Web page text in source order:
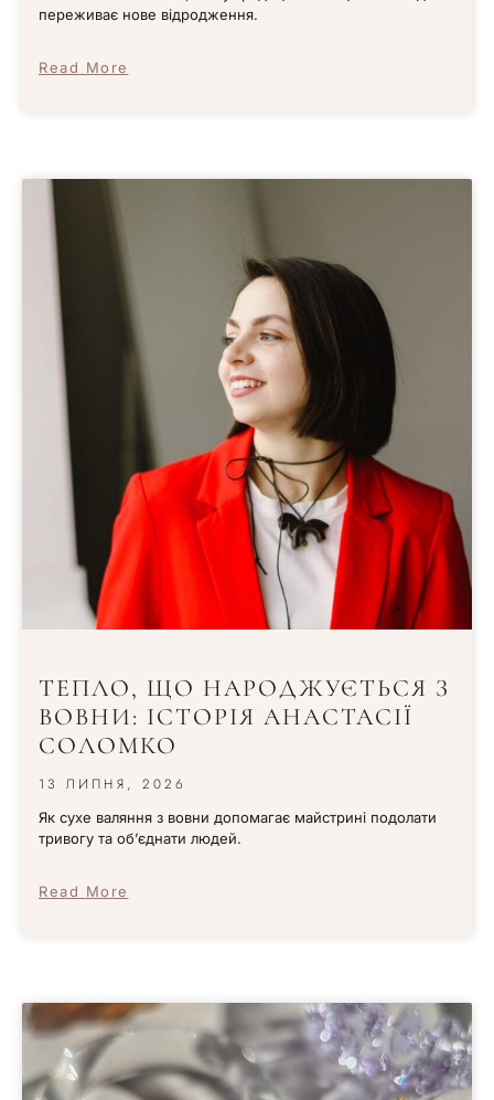
переживає нове відродження.
Read More
ТЕПЛО, ЩО НАРОДЖУЄТЬСЯ З
ВОВНИ: ІСТОРІЯ АНАСТАСІЇ
СОЛОМКО
13 ЛИПНЯ, 2026
Як сухе валяння з вовни допомагає майстрині подолати
тривогу та об’єднати людей.
Read More